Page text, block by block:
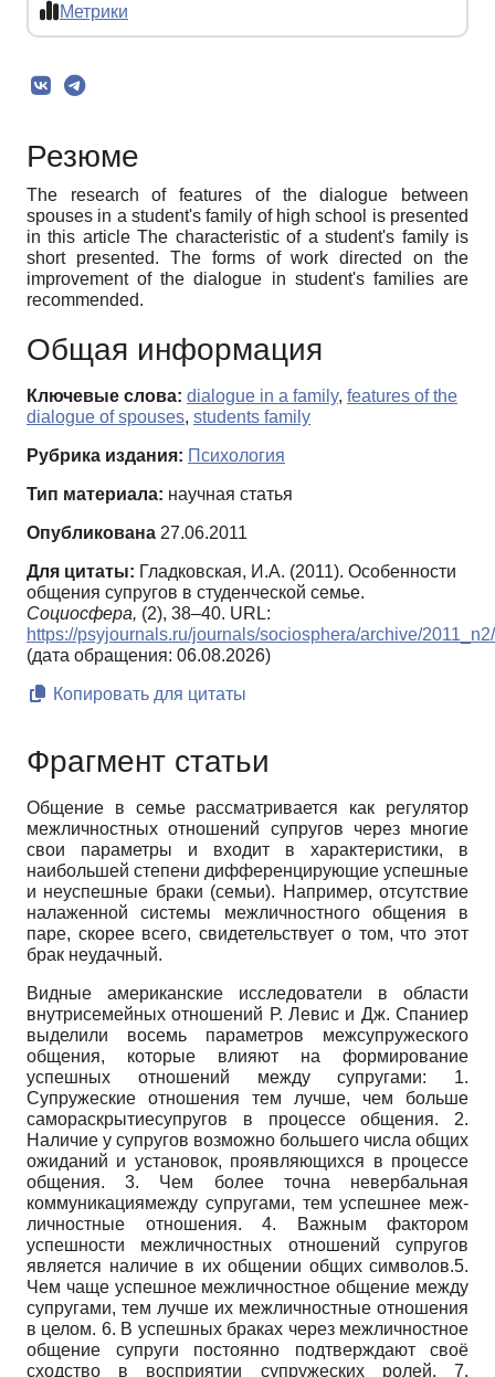
Метрики
Резюме
The research of features of the dialogue between
spouses in a student's family of high school is presented
in this article The characteristic of a student's family is
short presented. The forms of work directed on the
improvement of the dialogue in student's families are
recommended.
Общая информация
Ключевые слова: dialogue in a family, features of the
dialogue of spouses, students family
Рубрика издания: Психология
Тип материала: научная статья
Опубликована 27.06.2011
Для цитаты: Гладковская, И.А. (2011). Особенности
общения супругов в студенческой семье.
Социосфера, (2), 38–40. URL:
https://psyjournals.ru/journals/sociosphera/archive/
(дата обращения: 06.08.2026)
Копировать для цитаты
Фрагмент статьи
Общение в семье рассматривается как регулятор
межличностных отно­шений супругов через многие
свои параметры и входит в характеристики, в
наибольшей степени дифференцирующие успешные
и неуспешные браки (се­мьи). Например, отсутствие
налаженной системы межличностного общения в
паре, скорее всего, свидетельствует о том, что этот
брак неудачный.
Видные американские исследователи в области
внутрисемейных отно­шений Р. Левис и Дж. Спаниер
выделили восемь параметров межсупружеского
общения, которые влияют на формирование
успешных отношений между су­пругами: 1.
Супружеские отношения тем лучше, чем больше
самораскрытиесу­пругов в процессе общения. 2.
Наличие у супругов возможно большего числа общих
ожиданий и установок, проявляющихся в процессе
общения. 3. Чем бо­лее точна невербальная
коммуникациямежду супругами, тем успешнее меж­
личностные отношения. 4. Важным фактором
успешности межличностных от­ношений супругов
является наличие в их общении общих символов.5.
Чем ча­ще успешное межличностное общение между
супругами, тем лучше их меж­личностные отношения
в целом. 6. В успешных браках через межличностное
общение супруги постоянно подтверждают своё
сходство в восприятии супру­жеских ролей. 7.